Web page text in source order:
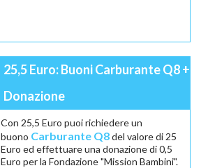
25,5 Euro: Buoni Carburante Q8 +
Donazione
Con 25,5 Euro puoi richiedere un
buono Carburante Q8del valore di 25
Euro ed effettuare una donazione di 0,5
Euro per la Fondazione "Mission Bambini".